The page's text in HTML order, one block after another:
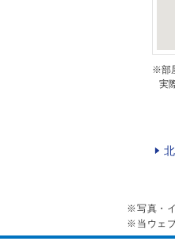
※部
実
※写真・
※当ウェ